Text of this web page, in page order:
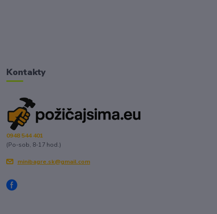
Kontakty
0948 544 401
(Po-sob, 8-17 hod.)
minibagre.sk@gmail.com